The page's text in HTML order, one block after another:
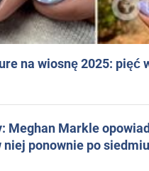
na wiosnę 2025: pięć
Markle
niej ponownie po